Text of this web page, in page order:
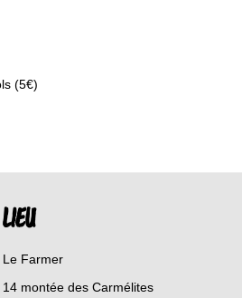
(5€)
LIEU
Le Farmer
14 montée des Carmélites